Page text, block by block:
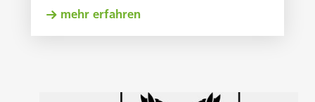
mehr erfahren